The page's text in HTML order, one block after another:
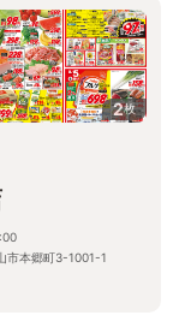
2枚
市本郷町3-1001-1